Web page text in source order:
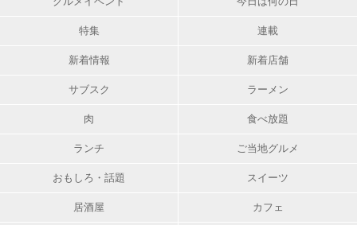
特集 連載
新着情報 新着店舗
サブスク ラーメン
肉 食べ放題
ランチ ご当地グルメ
おもしろ・話題 スイーツ
居酒屋 カフェ